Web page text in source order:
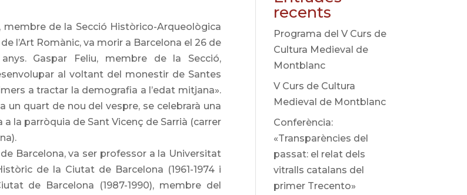
membre de la Secció Històrico-Arqueològica
l’Art Romànic, va morir a Barcelona el 26 de
Gaspar Feliu, membre de la Secció,
al voltant del monestir de Santes
a tractar la demografia a l’edat mitjana».
un quart de nou del vespre, se celebrarà una
la parròquia de Sant Vicenç de Sarrià (carrer
Barcelona, va ser professor a la Universitat
de la Ciutat de Barcelona (1961-1974 i
de Barcelona (1987-1990), membre del
recents
Programa del V Curs de
Cultura Medieval de
Montblanc
V Curs de Cultura
Medieval de Montblanc
Conferència:
«Transparències del
passat: el relat dels
vitralls catalans del
primer Trecento»